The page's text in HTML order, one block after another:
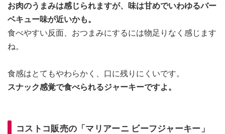
お肉のうまみは感じられますが、味は甘めでいわゆるバー
ベキュー味が近いかも。
食べやすい反面、おつまみにするには物足りなく感じます
ね。
食感はとてもやわらかく、口に残りにくいです。
スナック感覚で食べられるジャーキーですよ。
コストコ販売の「マリアーニ ビーフジャーキー」